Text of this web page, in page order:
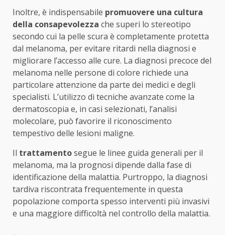
Inoltre, è indispensabile promuovere una cultura
della consapevolezza che superi lo stereotipo
secondo cui la pelle scura è completamente protetta
dal melanoma, per evitare ritardi nella diagnosi e
migliorare l’accesso alle cure. La diagnosi precoce del
melanoma nelle persone di colore richiede una
particolare attenzione da parte dei medici e degli
specialisti. L’utilizzo di tecniche avanzate come la
dermatoscopia e, in casi selezionati, l’analisi
molecolare, può favorire il riconoscimento
tempestivo delle lesioni maligne.
Il trattamentosegue le linee guida generali per il
melanoma, ma la prognosi dipende dalla fase di
identificazione della malattia. Purtroppo, la diagnosi
tardiva riscontrata frequentemente in questa
popolazione comporta spesso interventi più invasivi
e una maggiore difficoltà nel controllo della malattia.